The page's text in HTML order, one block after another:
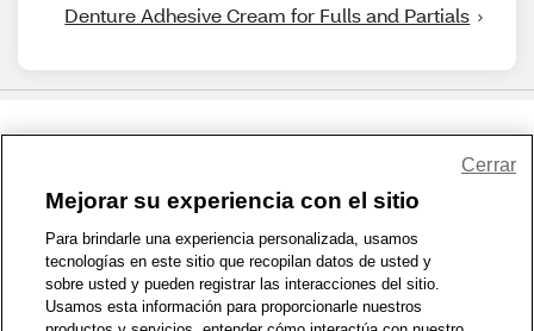
Denture Adhesive Cream for Fulls and Partials
1-800-679-9691 | Contáctenos | Términos de Uso | Accesibilidad
Política de Privacidad | WA Privacy Policy | Mapa del sitio
Zona de Bienestar | © 1999 - 2026 CVS.com
Mejorar su experiencia con el sitio
Para brindarle una experiencia personalizada, usamos
tecnologías en este sitio que recopilan datos de usted y
sobre usted y pueden registrar las interacciones del sitio.
Usamos esta información para proporcionarle nuestros
Cerrar